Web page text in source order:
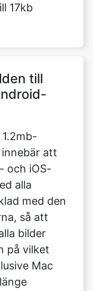
till
att
iOS-
alla
med den
så att
bilder
på vilket
Mac
även med